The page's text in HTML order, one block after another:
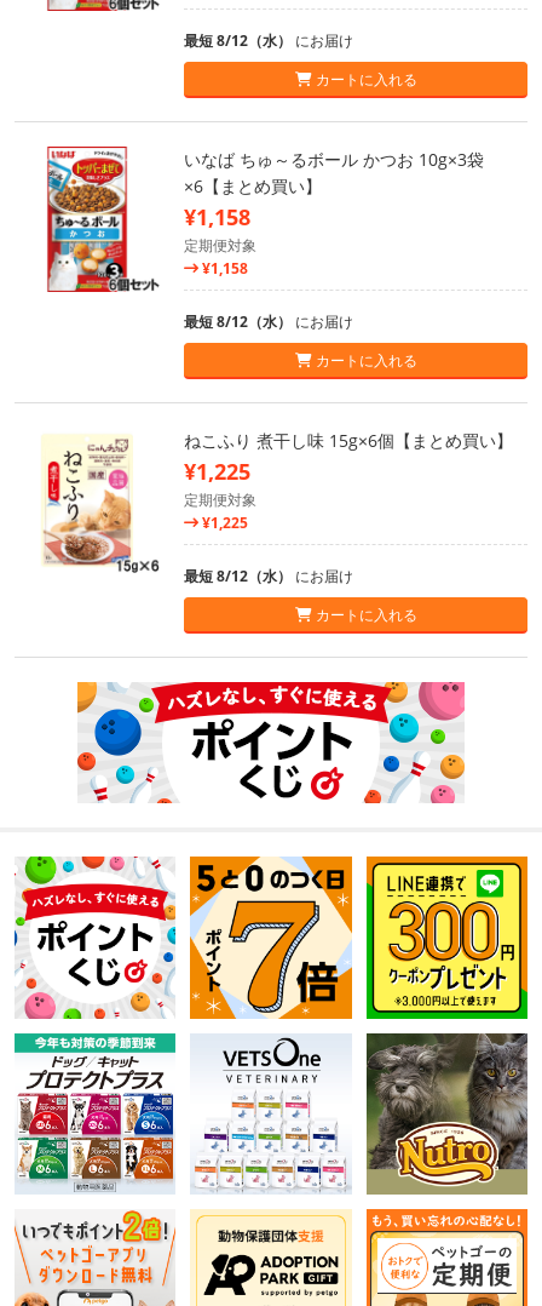
最短 8/12（水） にお届け
カートに入れる
いなば ちゅ～るボール かつお 10g×3袋
×6【まとめ買い】
¥1,158
定期便対象
¥1,158
最短 8/12（水） にお届け
カートに入れる
ねこふり 煮干し味 15g×6個【まとめ買い】
¥1,225
定期便対象
¥1,225
最短 8/12（水） にお届け
カートに入れる